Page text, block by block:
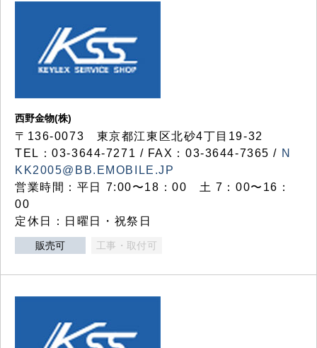
西野金物(株)
〒136-0073 東京都江東区北砂4丁目19-32
TEL：03‐3644‐7271 / FAX：03-3644-7365 / N
KK2005@BB.EMOBILE.JP
営業時間：平日 7:00〜18：00 土 7：00〜16：
00
定休日：日曜日・祝祭日
販売可 工事・取付可